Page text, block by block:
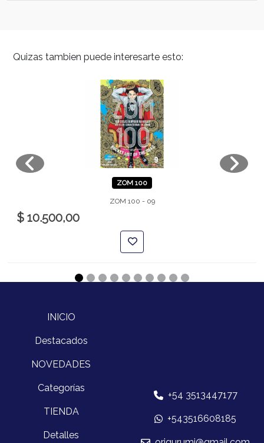
Quizas tambien puede interesarte esto:
ZOM 100
ZOM 100 - 09
$ 10.500,00
INICIO
Destacados
NOVEDADES
Categorías
TIENDA
Detalles
+54 3513447177
+543516608185